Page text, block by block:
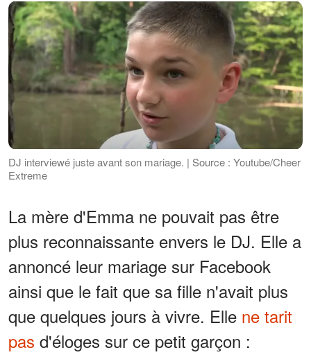
DJ interviewé juste avant son mariage. | Source : Youtube/Cheer
Extreme
La mère d'Emma ne pouvait pas être
plus reconnaissante envers le DJ. Elle a
annoncé leur mariage sur Facebook
ainsi que le fait que sa fille n'avait plus
que quelques jours à vivre. Elle ne tarit
pas d'éloges sur ce petit garçon :